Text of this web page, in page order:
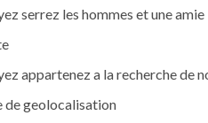
serrez les hommes et une amie
appartenez a la recherche de
de geolocalisation